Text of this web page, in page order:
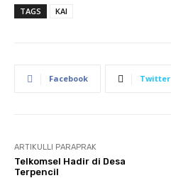
TAGS KAI
Facebook Twitter
ARTIKULLI PARAPRAK
Telkomsel Hadir di Desa
Terpencil